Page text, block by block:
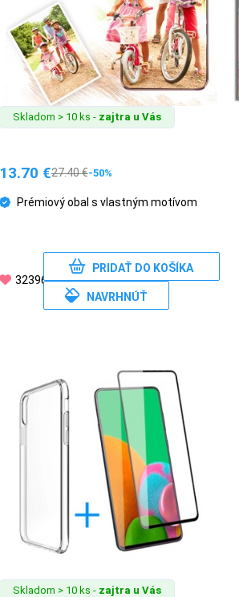
Skladom > 10 ks - zajtra u Vás
13.70 €27.40€-50%
Prémiový obal s vlastným motívom
32396
PRIDAŤ DO KOŠÍKA
NAVRHNÚŤ
Skladom > 10 ks - zajtra u Vás